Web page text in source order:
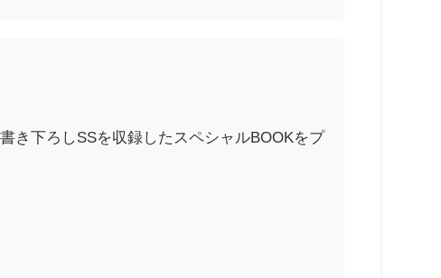
き下ろしSSを収録したスペシャルBOOKをプ